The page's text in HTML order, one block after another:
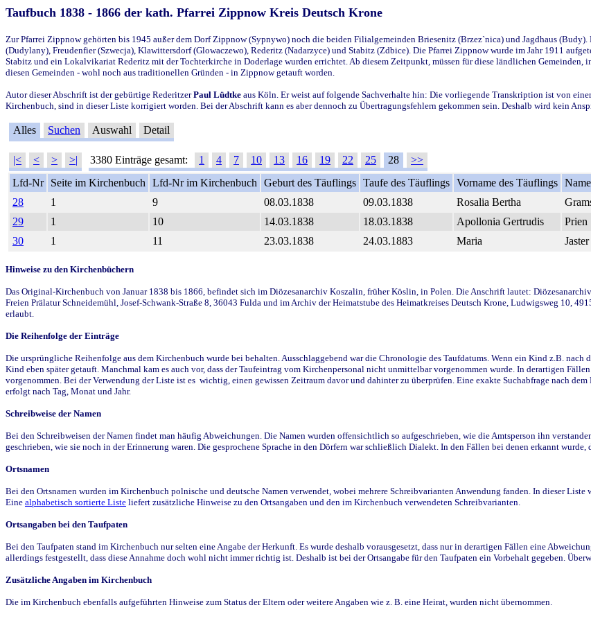
Taufbuch 1838 - 1866 der kath. Pfarrei Zippnow Kreis Deutsch Krone
Zur Pfarrei Zippnow gehörten bis 1945 außer dem Dorf Zippnow (Sypnywo) noch die beiden Filialgemeinden Briesenitz (Brzez`nica) und Jagdhaus
(Dudylany), Freudenfier (Szwecja), Klawittersdorf (Glowaczewo), Rederitz (Nadarzyce) und Stabitz (Zdbice). Die Pfarrei Zippnow wurde im Jahr 1911
Stabitz und ein Lokalvikariat Rederitz mit der Tochterkirche in Doderlage wurden errichtet. Ab diesem Zeitpunkt, müssen für diese ländlichen Gemeinden,
diesen Gemeinden - wohl noch aus traditionellen Gründen - in Zippnow getauft worden.
Autor dieser Abschrift ist der gebürtige RederitzerPaul Lüdtke aus Köln. Er weist auf folgende Sachverhalte hin: Die vorliegende Transkription ist von
Kirchenbuch, sind in dieser Liste korrigiert worden. Bei der Abschrift kann es aber dennoch zu Übertragungsfehlern gekommen sein. Deshalb wird kein
Alles Suchen Auswahl Detail
|< < > >| 3380 Einträge gesamt: 1 4 7 10 13 16 19 22 25 28
>>
Lfd-Nr
Seite im Kirchenbuch Lfd-Nr im Kirchenbuch Geburt des Täuflings Taufe des Täuflings Vorname des Täuflings
28
1 9 08.03.1838 09.03.1838 Rosalia Bertha
29
1 10 14.03.1838 18.03.1838 Apollonia Gertrudis Prien
30
1 11 23.03.1838 24.03.1883 Maria Jaster
Hinweise zu den Kirchenbüchern
Das Original-Kirchenbuch von Januar 1838 bis 1866, befindet sich im Diözesanarchiv Koszalin, früher Köslin, in Polen. Die Anschrift lautet:
Freien Prälatur Schneidemühl, Josef-Schwank-Straße 8, 36043 Fulda und im Archiv der Heimatstube des Heimatkreises Deutsch Krone, Ludwigsweg 10,
erlaubt.
Die Reihenfolge der Einträge
Die ursprüngliche Reihenfolge aus dem Kirchenbuch wurde bei behalten. Ausschlaggebend war die Chronologie des Taufdatums. Wenn ein Kind z.B.
Kind eben später getauft. Manchmal kam es auch vor, dass der Taufeintrag vom Kirchenpersonal nicht unmittelbar vorgenommen wurde. In derartigen
vorgenommen. Bei der Verwendung der Liste ist es wichtig, einen gewissen Zeitraum davor und dahinter zu überprüfen. Eine exakte Suchabfrage nach
erfolgt nach Tag, Monat und Jahr.
Schreibweise der Namen
Bei den Schreibweisen der Namen findet man häufig Abweichungen. Die Namen wurden offensichtlich so aufgeschrieben, wie die Amtsperson ihn
geschrieben, wie sie noch in der Erinnerung waren. Die gesprochene Sprache in den Dörfern war schließlich Dialekt. In den Fällen bei denen erkannt
Ortsnamen
Bei den Ortsnamen wurden im Kirchenbuch polnische und deutsche Namen verwendet, wobei mehrere Schreibvarianten Anwendung fanden. In dieser
Eine alphabetisch sortierte Liste liefert zusätzliche Hinweise zu den Ortsangaben und den im Kirchenbuch verwendeten Schreibvarianten.
Ortsangaben bei den Taufpaten
Bei den Taufpaten stand im Kirchenbuch nur selten eine Angabe der Herkunft. Es wurde deshalb vorausgesetzt, dass nur in derartigen Fällen eine
allerdings festgestellt, dass diese Annahme doch wohl nicht immer richtig ist. Deshalb ist bei der Ortsangabe für den Taufpaten ein Vorbehalt gegeben.
Zusätzliche Angaben im Kirchenbuch
Die im Kirchenbuch ebenfalls aufgeführten Hinweise zum Status der Eltern oder weitere Angaben wie z. B. eine Heirat, wurden nicht übernommen.